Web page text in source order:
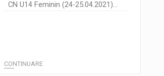
CN U14 Feminin (24-25.04.2021)...
CONTINUARE